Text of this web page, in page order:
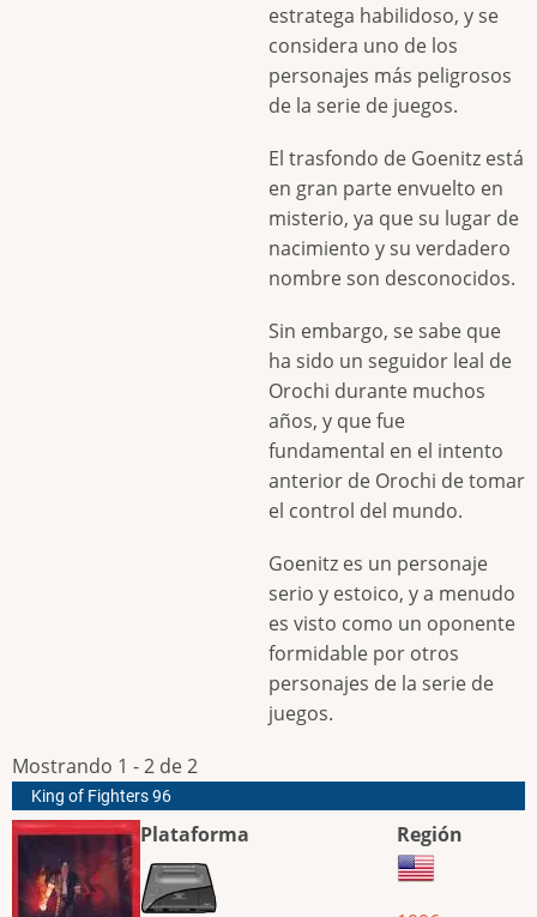
estratega habilidoso, y se
considera uno de los
personajes más peligrosos
de la serie de juegos.
El trasfondo de Goenitz está
en gran parte envuelto en
misterio, ya que su lugar de
nacimiento y su verdadero
nombre son desconocidos.
Sin embargo, se sabe que
ha sido un seguidor leal de
Orochi durante muchos
años, y que fue
fundamental en el intento
anterior de Orochi de tomar
el control del mundo.
Goenitz es un personaje
serio y estoico, y a menudo
es visto como un oponente
formidable por otros
personajes de la serie de
juegos.
Mostrando 1 - 2 de 2
King of Fighters 96
Plataforma Región